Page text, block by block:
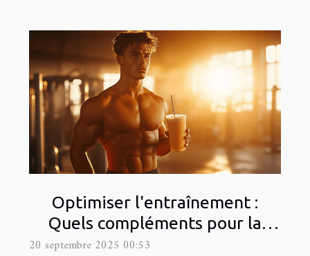
Optimiser l'entraînement :
Quels compléments pour la
récupération rapide ?
20 septembre 2025 00:53